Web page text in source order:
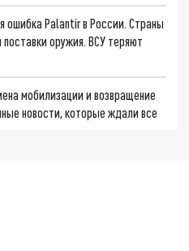
ошибка Palantir в России. Страны
оружия. ВСУ теряют
мобилизации и возвращение
новости, которые ждали все